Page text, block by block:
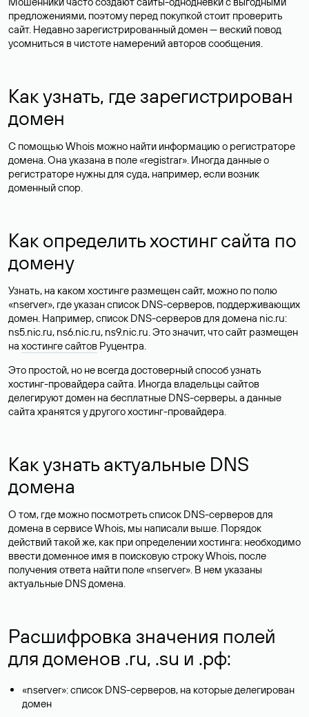
предложениями, поэтому перед покупкой стоит проверить
сайт. Недавно зарегистрированный домен — веский повод
усомниться в чистоте намерений авторов сообщения.
Как узнать, где зарегистрирован
домен
С помощью Whois можно найти информацию о регистраторе
домена. Она указана в поле «registrar». Иногда данные о
регистраторе нужны для суда, например, если возник
доменный спор.
Как определить хостинг сайта по
домену
Узнать, на каком хостинге размещен сайт, можно по полю
«nserver», где указан список DNS-серверов, поддерживающих
домен. Например, список DNS-серверов для домена nic.ru:
ns5.nic.ru, ns6.nic.ru, ns9.nic.ru. Это значит, что сайт размещен
на хостинге сайтов Руцентра.
Это простой, но не всегда достоверный способ узнать
хостинг-провайдера сайта. Иногда владельцы сайтов
делегируют домен на бесплатные DNS-серверы, а данные
сайта хранятся у другого хостинг-провайдера.
Как узнать актуальные DNS
домена
О том, где можно посмотреть список DNS-серверов для
домена в сервисе Whois, мы написали выше. Порядок
действий такой же, как при определении хостинга: необходимо
ввести доменное имя в поисковую строку Whois, после
получения ответа найти поле «nserver». В нем указаны
актуальные DNS домена.
Расшифровка значения полей
для доменов .ru, .su и .рф:
«nserver»: список DNS-серверов, на которые делегирован
домен